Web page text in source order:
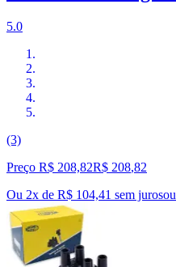
5.0
(3)
Preço R$ 208,82R$ 208,82
Ou 2x de R$ 104,41 sem jurosou